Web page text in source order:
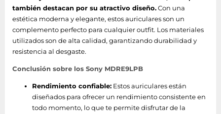
también destacan por su atractivo diseño.Con una
estética moderna y elegante, estos auriculares son un
complemento perfecto para cualquier outfit. Los materiales
utilizados son de alta calidad, garantizando durabilidad y
resistencia al desgaste.
Conclusión sobre los Sony MDRE9LPB
Rendimiento confiable: Estos auriculares están
diseñados para ofrecer un rendimiento consistente en
todo momento, lo que te permite disfrutar de la